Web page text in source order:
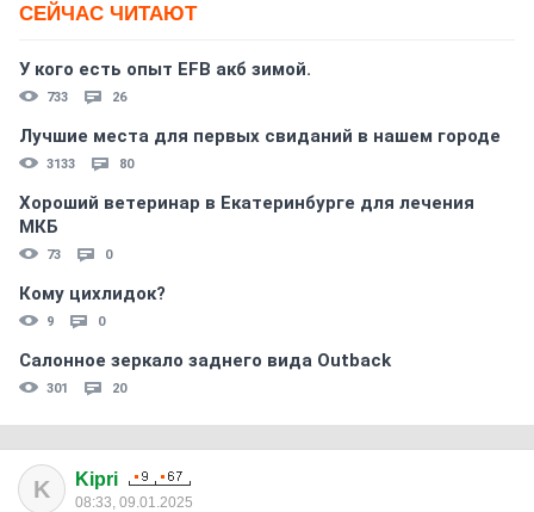
СЕЙЧАС ЧИТАЮТ
У кого есть опыт EFB акб зимой.
733 26
Лучшие места для первых свиданий в нашем городе
3133 80
Хороший ветеринар в Екатеринбурге для лечения
МКБ
73 0
Кому цихлидок?
9 0
Салонное зеркало заднего вида Outback
301 20
K Kipri
08:33, 09.01.2025